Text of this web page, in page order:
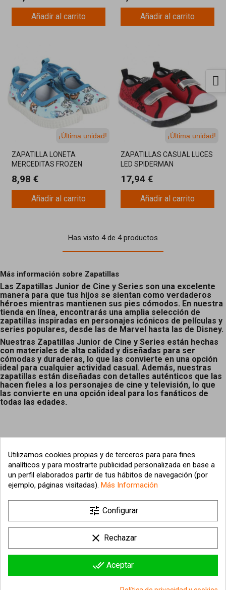
Añadir al carrito Añadir al carrito
¡Última unidad!
ZAPATILLA LONETA
MERCEDITAS FROZEN
8,98 €
Añadir al carrito
¡Última unidad!
ZAPATILLAS CASUAL LUCES
LED SPIDERMAN
17,94 €
Añadir al carrito
Has visto 4 de 4 productos
Más información sobre Zapatillas
Las Zapatillas Junior de Cine y Series son una excelente
manera para que tus hijos se sientan como verdaderos
héroes mientras mantienen sus pies cómodos. En nuestra
tienda en línea, encontrarás una amplia selección de
zapatillas inspiradas en personajes icónicos de películas y
series populares, desde las de Marvel hasta las de Disney.
Nuestras Zapatillas Junior de Cine y Series están hechas
con materiales de alta calidad y diseñadas para ser
cómodas y duraderas, lo que las convierte en una opción
ideal para cualquier actividad casual. Además, nuestras
zapatillas están diseñadas con detalles auténticos que las
hacen fieles a los personajes de cine y televisión, lo que
las convierte en una opción ideal para los fanáticos de
todas las edades.
Información sobre la tienda 
Utilizamos cookies propias y de terceros para para fines
analíticos y para mostrarte publicidad personalizada en base a
un perfil elaborados partir de tus hábitos de navegación (por
ejemplo, páginas visitadas). Más Información
tune Configurar
clear Rechazar
done_all Aceptar